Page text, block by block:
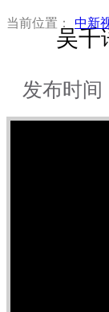
当前位置： 中新
吴千
发布时间